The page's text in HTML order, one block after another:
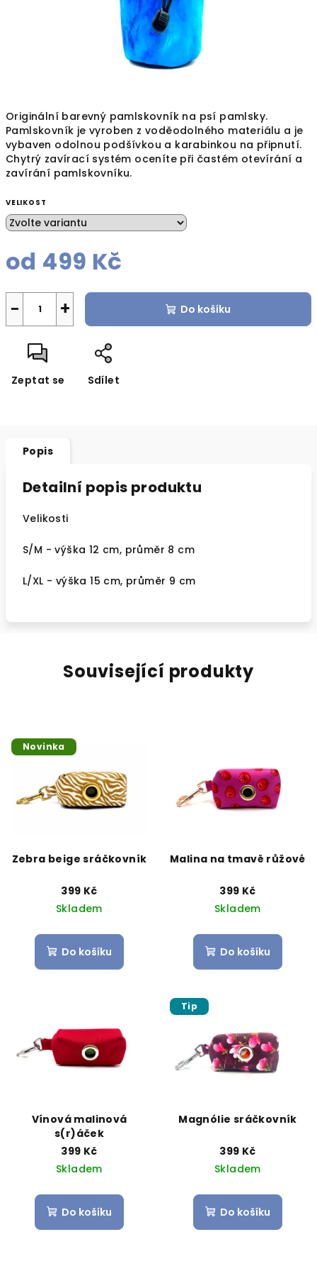
Originální barevný pamlskovník na psí pamlsky.
Pamlskovník je vyroben z voděodolného materiálu a je
vybaven odolnou podšívkou a karabinkou na připnutí.
Chytrý zavírací systém oceníte při častém otevírání a
zavírání pamlskovníku.
VELIKOST
od 499 Kč
+
− Do košíku
Zeptat se Sdílet
Popis
Detailní popis produktu
Velikosti
S/M - výška 12 cm, průměr 8 cm
L/XL - výška 15 cm, průměr 9 cm
Související produkty
Novinka
Zebra beige sráčkovník
399 Kč
Skladem
Do košíku
Malina na tmavě růžové
399 Kč
Skladem
Do košíku
Vínová malinová
s(r)áček
399 Kč
Skladem
Do košíku
Tip
Magnólie sráčkovník
399 Kč
Skladem
Do košíku